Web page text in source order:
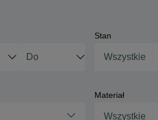
Stan
Wszystkie
Materiał
Wszystkie